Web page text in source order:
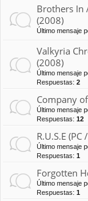
Brothers In
(2008)
Último mensaje
Valkyria
(2008)
Último mensaje
Respuestas: 2
Company
Último mensaje
Respuestas: 12
R.U.S.E
Último mensaje
Respuestas: 1
Forgotten
Último mensaje
Respuestas: 1